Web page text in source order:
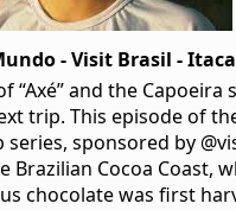
- Visit Brasil -
“Axé” and the Capoeira
trip. This episode of
series, sponsored by
Brazilian Cocoa Coast,
chocolate was first